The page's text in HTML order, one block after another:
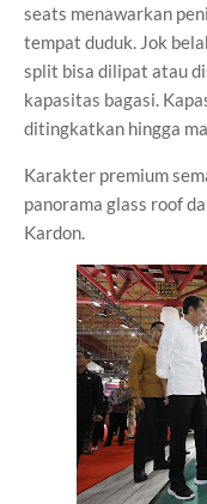
seats menawarkan
tempat duduk. Jok
split bisa dilipat atau
kapasitas bagasi.
ditingkatkan hingga
Karakter premium
panorama glass roof
Kardon.